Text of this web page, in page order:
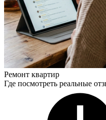
Ремонт квартир
Где посмотреть реальные